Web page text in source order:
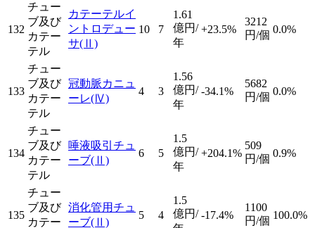
132
チュー
ブ及び
カテー
テル
カテーテルイ
ントロデュー
サ(Ⅱ)
10 7
1.61
億円/
年
+23.5%
3212
円/個 0.0%
133
チュー
ブ及び
カテー
テル
冠動脈カニュ
ーレ(Ⅳ)
4 3
1.56
億円/
年
-34.1%
5682
円/個 0.0%
134
チュー
ブ及び
カテー
テル
唾液吸引チュ
ーブ(Ⅱ)
6 5
1.5
億円/
年
+204.1%
509
円/個 0.9%
135
チュー
ブ及び
カテー
消化管用チュ
ーブ(Ⅱ)
5 4
1.5
億円/ -17.4%
1100
円/個 100.0%